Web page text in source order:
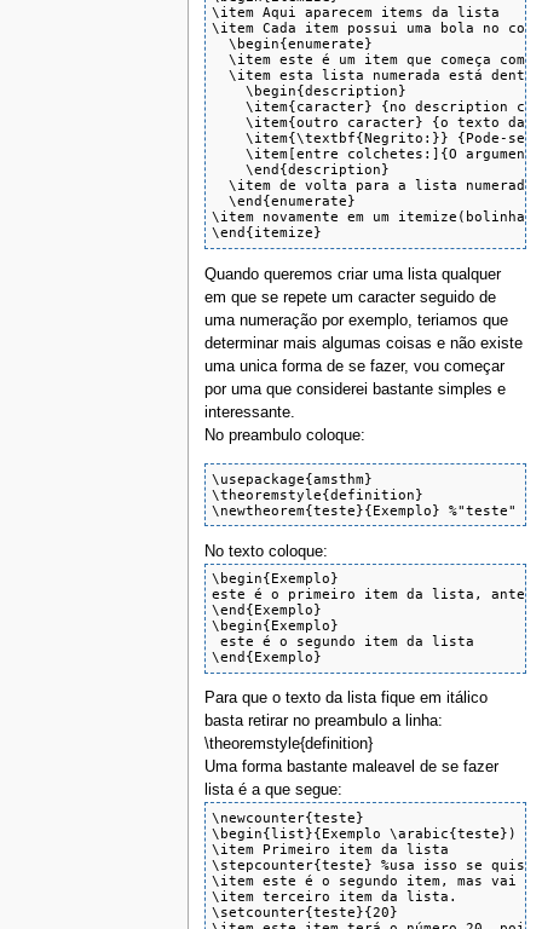
\item Aqui aparecem items da lista
\item Cada item possui uma bola no
  \begin{enumerate}
\item este é um item que começa com
\item esta lista numerada está
    \begin{description}
\item{caracter} {no description
\item{outro caracter} {o texto da
\item{\textbf{Negrito:}} {Pode-se
\item[entre colchetes:]{O
    \end{description}
  \item de volta para a lista numerada
  \end{enumerate}
\item novamente em um itemize(bolinhas
\end{itemize}
Quando queremos criar uma lista qualquer
em que se repete um caracter seguido de
uma numeração por exemplo, teriamos que
determinar mais algumas coisas e não existe
uma unica forma de se fazer, vou começar
por uma que considerei bastante simples e
interessante.
No preambulo coloque:
\usepackage{amsthm}
\theoremstyle{definition}
\newtheorem{teste}{Exemplo} %"teste"
No texto coloque:
\begin{Exemplo}
este é o primeiro item da lista, antes
\end{Exemplo}
\begin{Exemplo}
este é o segundo item da lista
\end{Exemplo}
Para que o texto da lista fique em itálico
basta retirar no preambulo a linha:
\theoremstyle{definition}
Uma forma bastante maleavel de se fazer
lista é a que segue:
\newcounter{teste}
\begin{list}{Exemplo \arabic{teste})
\item Primeiro item da lista
\stepcounter{teste} %usa isso se quiser
\item este é o segundo item, mas vai
\item terceiro item da lista.
\setcounter{teste}{20}